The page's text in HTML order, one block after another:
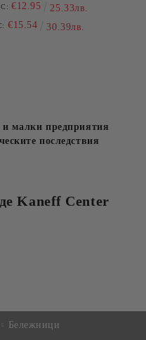
€12.95 25.33лв.
€15.54 30.39лв.
малки предприятия
последствия
Kaneff Center
Бележници